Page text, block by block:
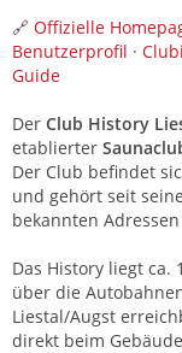
🔗 Offizielle
Benutzerprofil ·
Guide
Der Club History
etablierter
Der Club befindet
und gehört seit
bekannten
Das History liegt ca.
über die
Liestal/Augst
direkt beim